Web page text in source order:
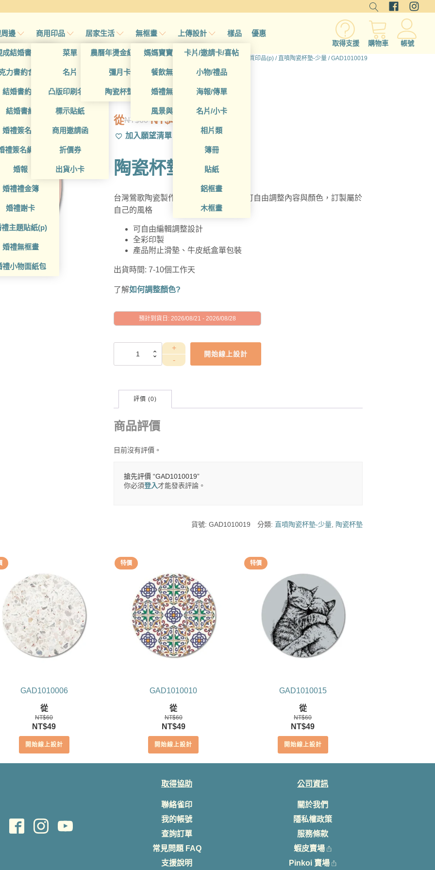
邊
成結婚書約夾
力書約含木座
結婚書約組
結婚書約
婚禮簽名簿
禮簽名綢(p)
婚報
婚禮禮金簿
婚禮謝卡
禮主題貼紙(p)
婚禮無框畫
禮小物面紙包
商用印品
菜單
名片
凸版印刷名片
標示貼紙
商用邀請函
折價券
出貨小卡
居家生活
農曆年燙金紅包袋
彌月卡
陶瓷杯墊
無框畫
媽媽寶寶無框畫
餐飲無框畫
婚禮無框畫
風景與藝術
上傳設計
卡片/邀請卡/喜帖
小物/禮品
海報/傳單
名片/小卡
相片類
簿冊
貼紙
鋁框畫
木框畫
樣品 優惠
取得支援 購物車 帳號
首頁/ 所有產品 硬質印品(p) / 直噴陶瓷杯墊-少量 / GAD1010019
GAD1010019
從NT$60
原
始
價
格：
NT$49
目
前
價
格：
加入願望清單
陶瓷杯墊
台灣鶯歌陶瓷製作的設計款陶瓷杯墊，可自由調整內容與顏色，訂製屬於
自己的風格
可自由編輯調整設計
全彩印製
產品附止滑墊、牛皮紙盒單包裝
出貨時間: 7-10個工作天
了解如何調整顏色?
預計到貨日: 2026/08/21 - 2026/08/28
GAD1010019
開始線上設計
評價 (0)
商品評價
目前沒有評價。
搶先評價 “GAD1010019”
你必須登入才能發表評論。
貨號:GAD1010019 分類: 直噴陶瓷杯墊-少量 陶瓷杯墊
GAD1010006
從
NT$60
原
始
價
NT$49目
前
價
開始線上設計
特價
GAD1010010
從
NT$60
原
始
價
NT$49目
前
價
開始線上設計
特價
GAD1010015
從
NT$60
原
始
價
NT$49目
前
價
開始線上設計
取得協助
聯絡雀印
我的帳號
查詢訂單
常見問題 FAQ
支援說明
公司資訊
關於我們
隱私權政策
服務條款
蝦皮賣場
Pinkoi 賣場